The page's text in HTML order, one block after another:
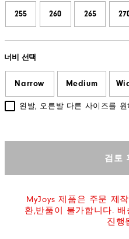
255 260 265
너비 선택
Narrow Medium
왼발, 오른발 다른 사이즈를 원
검토
MyJoys 제품은 주문 제
환,반품이 불가합니다.
진행